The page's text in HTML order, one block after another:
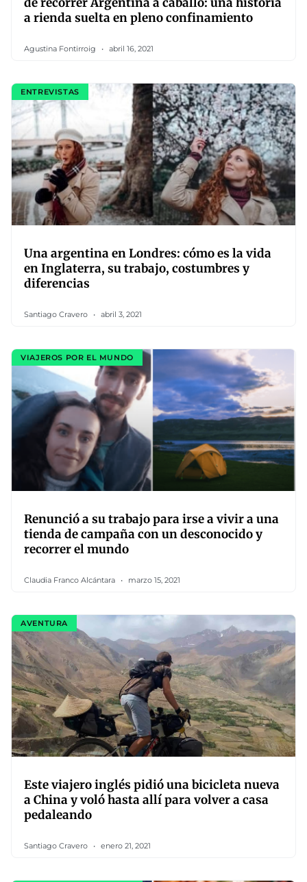
a rienda suelta en pleno confinamiento
Agustina Fontirroig abril 16, 2021
ENTREVISTAS
Una argentina en Londres: cómo es la vida
en Inglaterra, su trabajo, costumbres y
diferencias
Santiago Cravero abril 3, 2021
VIAJEROS POR EL MUNDO
Renunció a su trabajo para irse a vivir a una
tienda de campaña con un desconocido y
recorrer el mundo
Claudia Franco Alcántara marzo 15, 2021
AVENTURA
Este viajero inglés pidió una bicicleta nueva
a China y voló hasta allí para volver a casa
pedaleando
Santiago Cravero enero 21, 2021